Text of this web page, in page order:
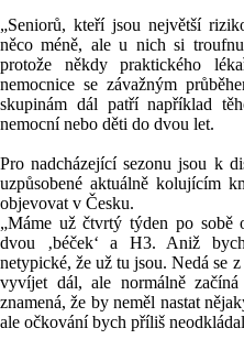
„Seniorů, kteří jsou největší
něco méně, ale u nich si
protože někdy praktického
nemocnice se závažným
skupinám dál patří například
nemocní nebo děti do dvou let.
Pro nadcházející sezonu jsou k
uzpůsobené aktuálně kolujícím
objevovat v Česku.
„Máme už čtvrtý týden po
dvou ‚béček‘ a H3. Aniž
netypické, že už tu jsou. Nedá se
vyvíjet dál, ale normálně
znamená, že by neměl nastat
ale očkování bych příliš